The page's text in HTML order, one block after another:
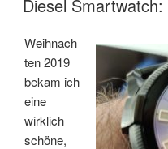
Diesel
Weihnach
ten 2019
bekam ich
eine
wirklich
schöne,